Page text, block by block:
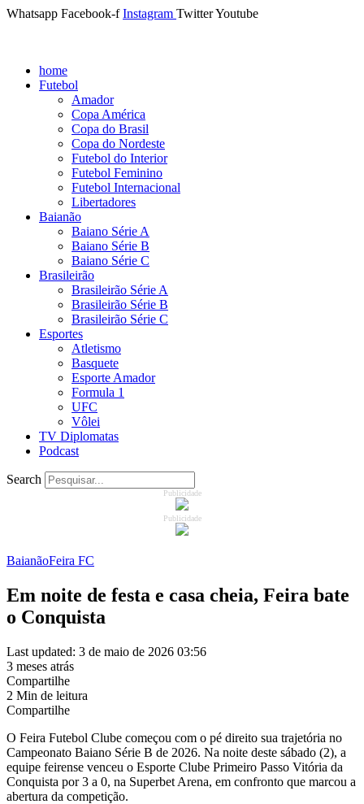
Whatsapp Facebook-f Instagram TwitterYoutube
home
Futebol
Amador
Copa América
Copa do Brasil
Copa do Nordeste
Futebol do Interior
Futebol Feminino
Futebol Internacional
Libertadores
Baianão
Baiano Série A
Baiano Série B
Baiano Série C
Brasileirão
Brasileirão Série A
Brasileirão Série B
Brasileirão Série C
Esportes
Atletismo
Basquete
Esporte Amador
Formula 1
UFC
Vôlei
TV Diplomatas
Podcast
Search
Publicidade
Publicidade
BaianãoFeira FC
Em noite de festa e casa cheia, Feira bate
o Conquista
Last updated: 3 de maio de 2026 03:56
3 meses atrás
Compartilhe
2 Min de leitura
Compartilhe
O Feira Futebol Clube começou com o pé direito sua trajetória no
Campeonato Baiano Série B de 2026. Na noite deste sábado (2), a
equipe feirense venceu o Esporte Clube Primeiro Passo Vitória da
Conquista por 3 a 0, na Superbet Arena, em confronto que marcou a
abertura da competição.